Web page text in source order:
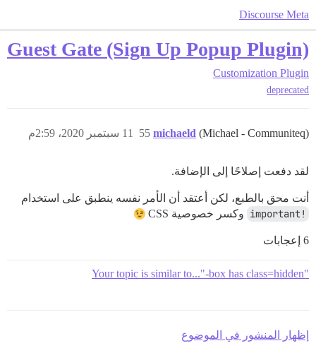
Discourse Meta
Guest Gate (Sign Up Popup Plugin)
Customization Plugin
deprecated
michaeld (Michael - Communiteq) 11 سبتمبر 2020، 2:59م 55
لقد دفعت إصلاحًا إلى الإضافة.
أنت محق بالطبع، لكن أعتقد أن الأمر نفسه ينطبق على استخدام
!important وكسر خصوصية CSS
6 إعجابات
"Your topic is similar to..."-box has class=hidden
إظهار المنشور في الموضوع